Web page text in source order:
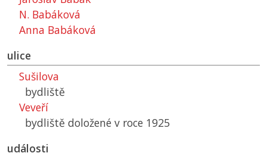
N. Babáková
Anna Babáková
ulice
Sušilova
bydliště
Veveří
bydliště doložené v roce 1925
události